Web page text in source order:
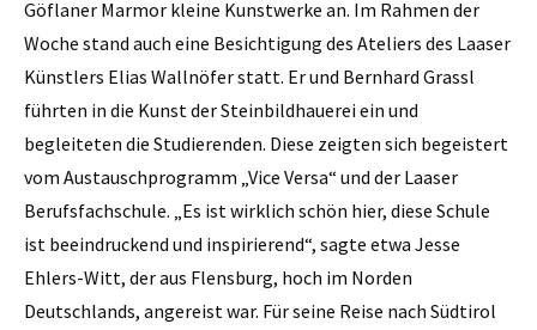
Göflaner Marmor kleine Kunstwerke an. Im Rahmen der
Woche stand auch eine Besichtigung des Ateliers des Laaser
Künstlers Elias Wallnöfer statt. Er und Bernhard Grassl
führten in die Kunst der Steinbildhauerei ein und
begleiteten die Studierenden. Diese zeigten sich begeistert
vom Austauschprogramm „Vice Versa“ und der Laaser
Berufsfachschule. „Es ist wirklich schön hier, diese Schule
ist beeindruckend und inspirierend“, sagte etwa Jesse
Ehlers-Witt, der aus Flensburg, hoch im Norden
Deutschlands, angereist war. Für seine Reise nach Südtirol